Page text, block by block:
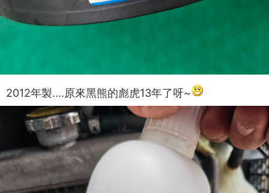
2012年製....原來黑熊的彪虎13年了呀~